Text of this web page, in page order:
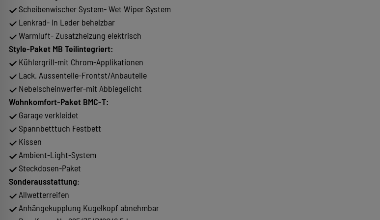
Scheibenwischer System- Wet Wiper System
Lenkrad- in Leder beheizbar
Warmluft- Zusatzheizung elektrisch
Style-Paket MB Teilintegriert:
Kühlergrill-mit Chrom-Applikationen
Lack. Aussenteile-Frontst/Anbauteile
Nebelscheinwerfer-mit Abbiegelicht
Wohnkomfort-Paket BMC-T:
Garage verkleidet
Spannbetttuch Festbett
Kissen
Ambient-Light-System
Steckdosen-Paket
Sonderausstattung:
Allwetterreifen
Anhängekupplung Kugelkopf abnehmbar